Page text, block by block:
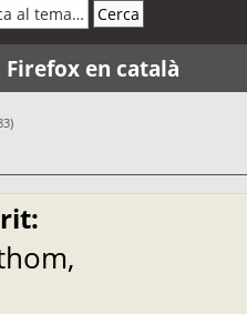
en català